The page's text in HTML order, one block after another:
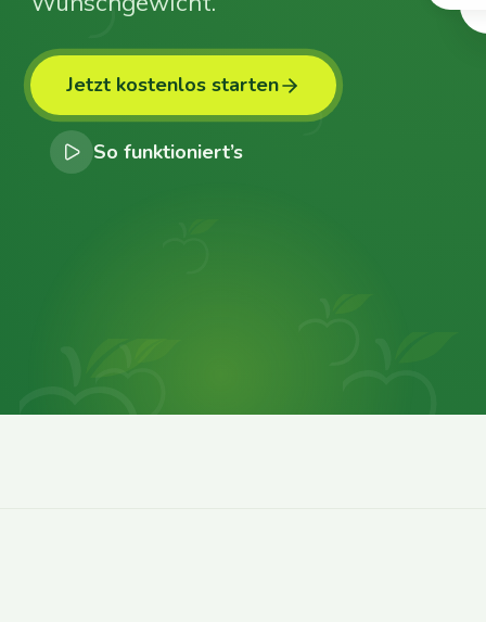
Jetzt kostenlos starten
So funktioniert’s